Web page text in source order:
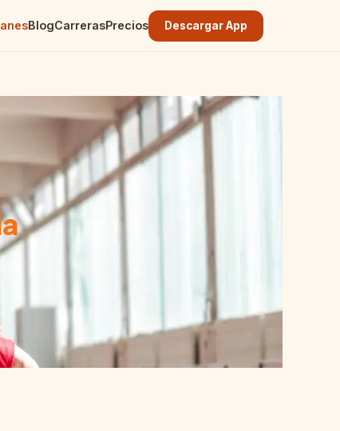
BlogCarrerasPrecios Descargar App